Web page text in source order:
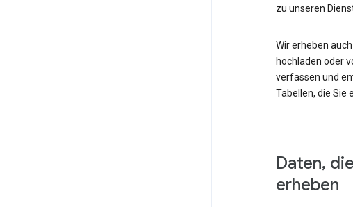
zu unseren
Wir erheben
hochladen oder
verfassen und
Tabellen, die Sie
Daten,
erheben